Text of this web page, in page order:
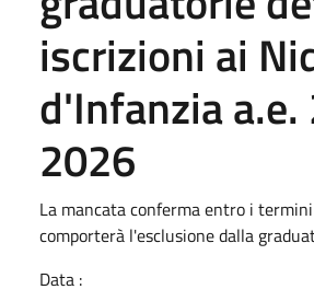
iscrizioni ai
d'Infanzia
2026
La mancata conferma entro i
comporterà l'esclusione dalla
Data :